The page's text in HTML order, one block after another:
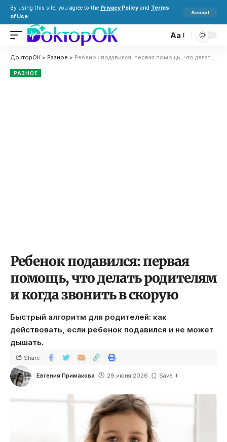
By using this site, you agree to the Privacy Policy and Terms
of Use.
Accept
Aa
ДокторОК > Разное > Ребенок подавился: первая помощь, что делать родителям и когда звонить в скорую
РАЗНОЕ
Ребенок подавился: первая
помощь, что делать родителям
и когда звонить в скорую
Быстрый алгоритм для родителей: как
действовать, если ребенок подавился и не может
дышать.
Евгения Примакова 29 июня 2026
Share